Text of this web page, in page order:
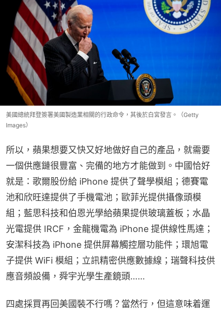
美國總統拜登簽署美國製造業相關的行政命令，其後於白宮發言。（Getty
Images）
所以，蘋果想要又快又好地做好自己的產品，就需要
一個供應鏈很豐富、完備的地方才能做到。中國恰好
就是：歌爾股份給 iPhone 提供了聲學模組；德賽電
池和欣旺達提供了手機電池；歐菲光提供攝像頭模
組；藍思科技和伯恩光學給蘋果提供玻璃蓋板；水晶
光電提供 IRCF，金龍機電為 iPhone 提供線性馬達；
安潔科技為 iPhone 提供屏幕觸控層功能件；環旭電
子提供 WiFi 模組；立訊精密供應數據線；瑞聲科技供
應音頻設備，舜宇光學生產鏡頭……
四處採買再回美國裝不行嗎？當然行，但這意味着運